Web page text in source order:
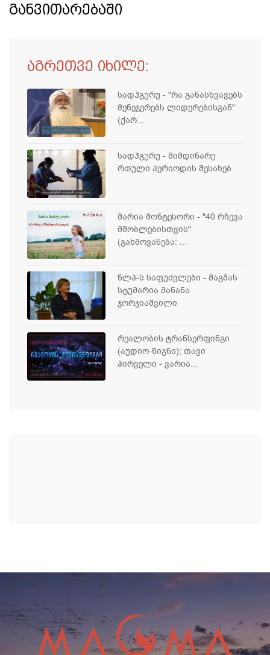
განვითარებაში
აგრეთვე იხილე:
სადჰგურუ - "რა განასხვავებს
მენეჯერებს ლიდერებისგან"
(ქარ...
სადჰგურუ - მიმდინარე
რთული პერიოდის შესახებ
მარია მონტესორი - "40 რჩევა
მშობლებისთვის"
(გახმოვანება: ...
ნლპ-ს საფუძვლები - მაგმას
სტუმარია მანანა
ჯორჯიაშვილი
რეალობის ტრანსერფინგი
(აუდიო-წიგნი); თავი
პირველი - ვარია...